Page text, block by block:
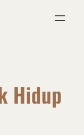
Hidup